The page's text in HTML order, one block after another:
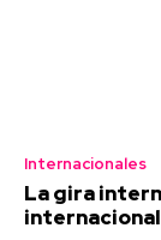
Internacionales
La gira